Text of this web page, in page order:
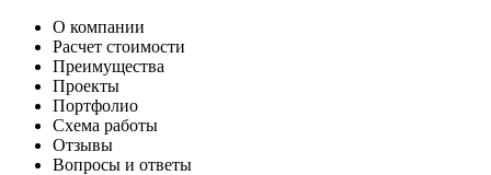
О компании
Расчет стоимости
Преимущества
Проекты
Портфолио
Схема работы
Отзывы
Вопросы и ответы